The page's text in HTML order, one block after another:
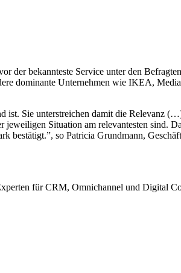
bekannteste Service unter den
dominante Unternehmen wie IKEA,
ist. Sie unterstreichen damit die Relevanz
Situation am relevantesten sind.
bestätigt.”, so Patricia Grundmann,
für CRM, Omnichannel und Digital